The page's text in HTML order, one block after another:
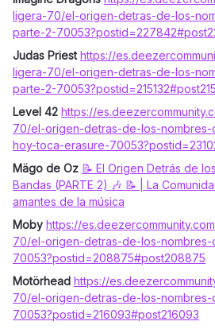
ligera-70/el-origen-detras-de-los-
parte-2-
Judas Priest https://
ligera-70/el-origen-detras-de-los-
parte-2-
Level 42 https://
70/el-origen-detras-de-los-
hoy-toca-erasure-
Mägo de Oz 📝 El Origen Detrás de
Bandas (PARTE 2) 🎶 📝 | La
amantes de la música
Moby https://
70/el-origen-detras-de-los-
70053?postid=208875#post208875
Motörhead https://
70/el-origen-detras-de-los-
70053?postid=216093#post216093